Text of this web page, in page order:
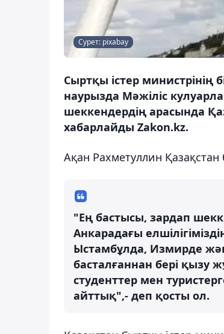
Сурет: pixabay
Сыртқы істер министрінің
наурызда Мәжіліс
шеккендердің арасында
хабарлайды Zakon.kz.
Ақан Рахметуллин Қазақстан
"Ең бастысы, зардап
Анкарадағы
Ыстамбұлда, Измирде
басталғаннан бері қызу
студенттер мен
айттық",- деп қосты ол.